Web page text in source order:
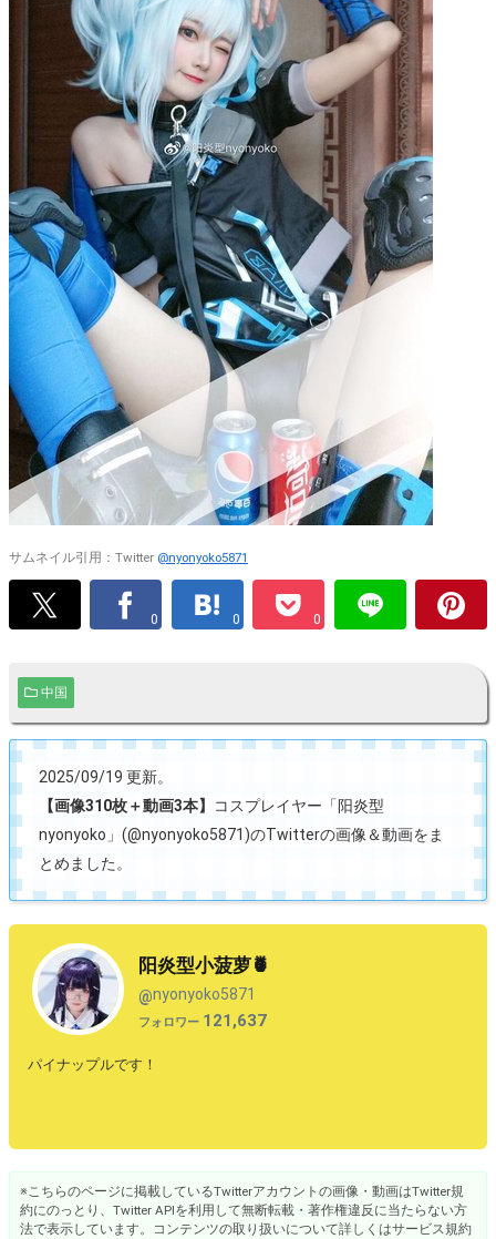
サムネイル引用：Twitter @nyonyoko5871
0 0 0
中国
2025/09/19 更新。
【画像310枚＋動画3本】
コスプレイヤー「阳炎型
nyonyoko」(@nyonyoko5871)のTwitterの画像＆動画をま
とめました。
阳炎型小菠萝🍍
@nyonyoko5871
フォロワー 121,637
パイナップルです！
※こちらのページに掲載しているTwitterアカウントの画像・動画はTwitter規
約にのっとり、Twitter APIを利用して無断転載・著作権違反に当たらない方
法で表示しています。コンテンツの取り扱いについて詳しくはサービス規約